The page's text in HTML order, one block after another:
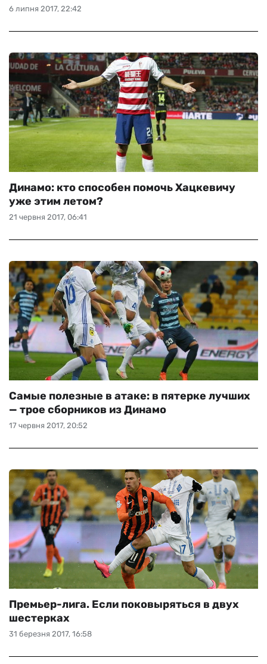
6 липня 2017, 22:42
21 червня 2017, 06:41
Динамо: кто способен помочь Хацкевичу
уже этим летом?
17 червня 2017, 20:52
Самые полезные в атаке: в пятерке лучших
— трое сборников из Динамо
31 березня 2017, 16:58
Премьер-лига. Если поковыряться в двух
шестерках